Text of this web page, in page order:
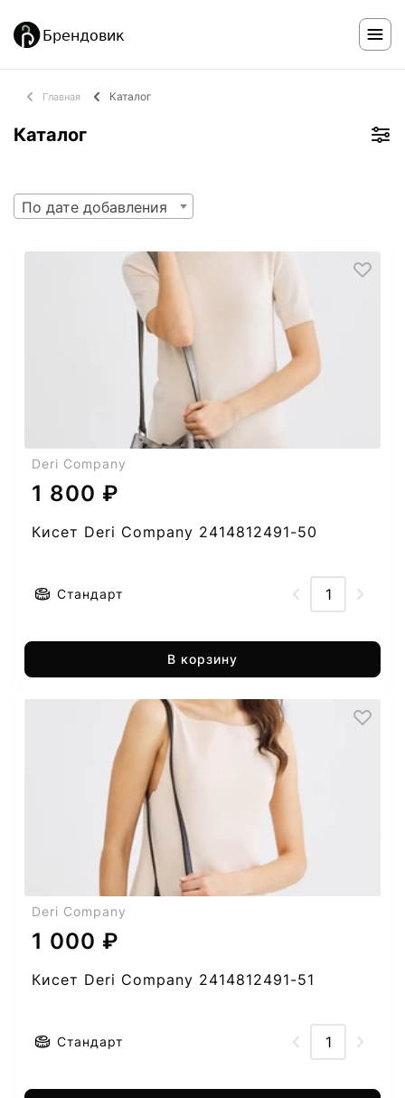
Главная Каталог
Каталог
По дате добавления
Deri Company
1 800 ₽
Кисет Deri Company 2414812491-50
Стандарт
В корзину
Deri Company
1 000 ₽
Кисет Deri Company 2414812491-51
Стандарт